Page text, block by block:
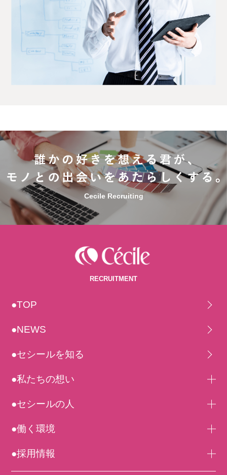
Cecile Recruiting
RECRUITMENT
●TOP
●NEWS
●セシールを知る
●私たちの想い
●セシールの人
●働く環境
●採用情報